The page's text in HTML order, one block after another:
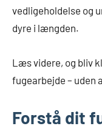
vedligeholdelse og
dyre i længden.
Læs videre, og bliv
fugearbejde – uden
Forstå dit